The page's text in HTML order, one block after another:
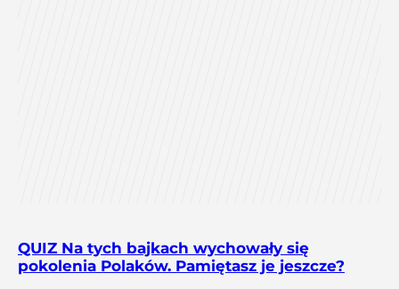
QUIZ Na tych bajkach wychowały się
pokolenia Polaków. Pamiętasz je jeszcze?